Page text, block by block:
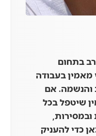
רב בתחום
מאמין בעבודה
והנשמה. אם
שיטפל בכל
כדי להעניק